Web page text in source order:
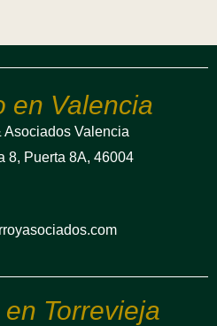
en Valencia
Valencia
8, Puerta 8A, 46004
Torrevieja